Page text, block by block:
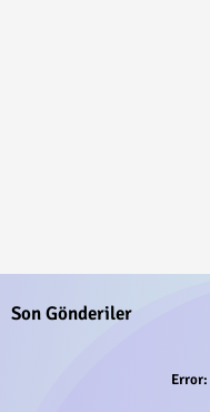
Son Gönderiler
Error: